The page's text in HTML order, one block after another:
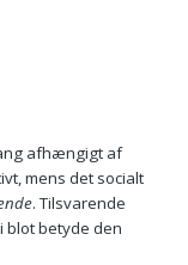
afhængigt af
mens det socialt
. Tilsvarende
blot betyde den